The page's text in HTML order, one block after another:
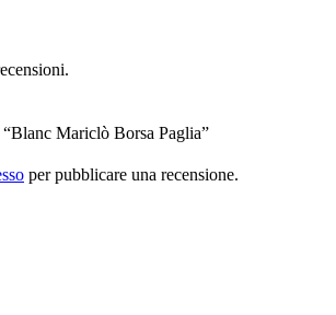
Mariclò Borsa Paglia”
per pubblicare una recensione.